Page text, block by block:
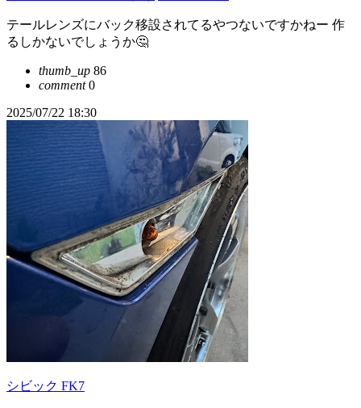
テールレンズにバック移設されてるやつないですかねー 作
るしかないでしょうか🤔
thumb_up 86
comment0
2025/07/22 18:30
シビック FK7